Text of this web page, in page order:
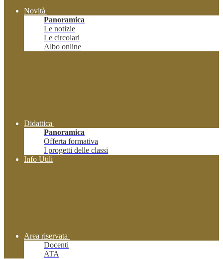
Novità
Panoramica
Le notizie
Le circolari
Albo online
Didattica
Panoramica
Offerta formativa
I progetti delle classi
Info Utili
Area riservata
Docenti
ATA